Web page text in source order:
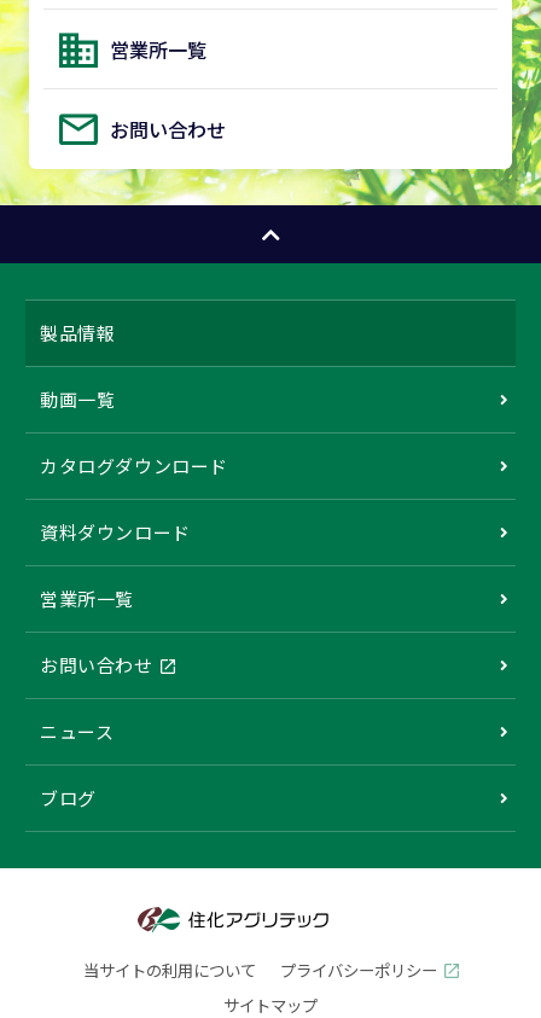
営業所一覧
お問い合わせ
製品情報
動画一覧
カタログダウンロード
資料ダウンロード
営業所一覧
お問い合わせ
ニュース
ブログ
当サイトの利用について
プライバシーポリシー
サイトマップ